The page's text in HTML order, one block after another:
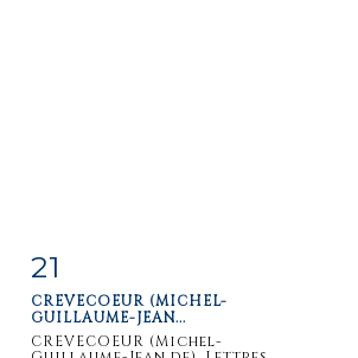
détaillée
21
CREVECOEUR (MICHEL-
GUILLAUME-JEAN...
CREVECOEUR (Michel-